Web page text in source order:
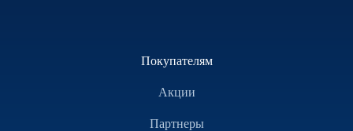
Покупателям
Акции
Партнеры